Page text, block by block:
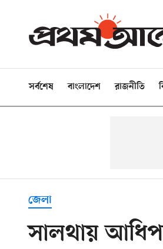
সর্বশেষ বাংলাদেশ রাজনীতি
জেলা
সালথায়